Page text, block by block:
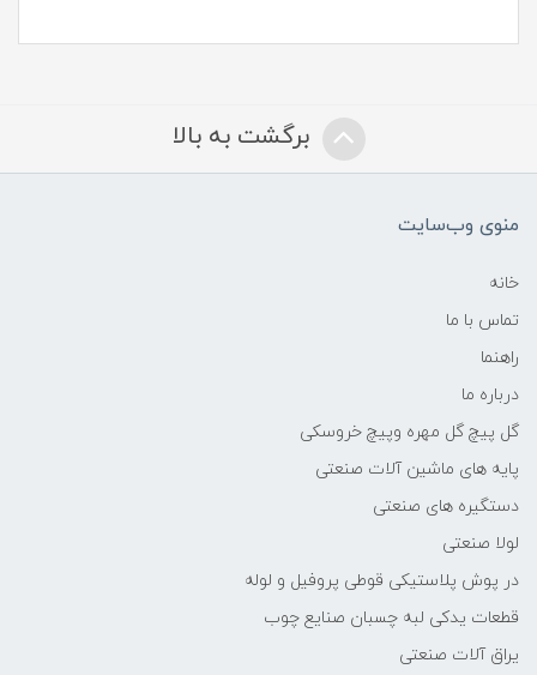
برگشت به بالا
منوی وب‌سایت
خانه
تماس با ما
راهنما
درباره ما
گل پیچ گل مهره وپیچ خروسکی
پایه های ماشین آلات صنعتی
دستگیره های صنعتی
لولا صنعتی
در پوش پلاستیکی قوطی پروفیل و لوله
قطعات یدکی لبه چسبان صنایع چوب
یراق آلات صنعتی